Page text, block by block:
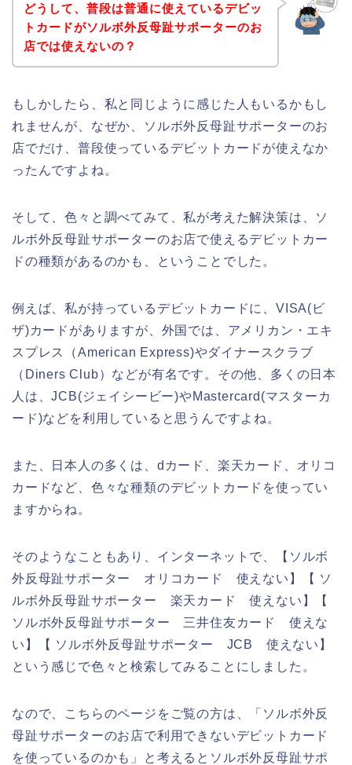
どうして、普段は普通に使えているデビッ
トカードがソルボ外反母趾サポーターのお
店では使えないの？
もしかしたら、私と同じように感じた人もいるかもし
れませんが、なぜか、ソルボ外反母趾サポーターのお
店でだけ、普段使っているデビットカードが使えなか
ったんですよね。
そして、色々と調べてみて、私が考えた解決策は、ソ
ルボ外反母趾サポーターのお店で使えるデビットカー
ドの種類があるのかも、ということでした。
例えば、私が持っているデビットカードに、VISA(ビ
ザ)カードがありますが、外国では、アメリカン・エキ
スプレス（American Express)やダイナースクラブ
（Diners Club）などが有名です。その他、多くの日本
人は、JCB(ジェイシービー)やMastercard(マスターカ
ード)などを利用していると思うんですよね。
また、日本人の多くは、dカード、楽天カード、オリコ
カードなど、色々な種類のデビットカードを使ってい
ますからね。
そのようなこともあり、インターネットで、【ソルボ
外反母趾サポーター オリコカード 使えない】【 ソ
ルボ外反母趾サポーター 楽天カード 使えない】【
ソルボ外反母趾サポーター 三井住友カード 使えな
い】【 ソルボ外反母趾サポーター JCB 使えない】
という感じで色々と検索してみることにしました。
なので、こちらのページをご覧の方は、「ソルボ外反
母趾サポーターのお店で利用できないデビットカード
を使っているのかも」と考えるとソルボ外反母趾サポ